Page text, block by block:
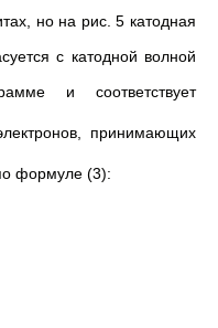
но на рис. 5 катодная
с катодной волной
и соответствует
принимающих
формуле (3):